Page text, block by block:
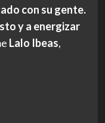
con su gente.
y a energizar
Lalo Ibeas,